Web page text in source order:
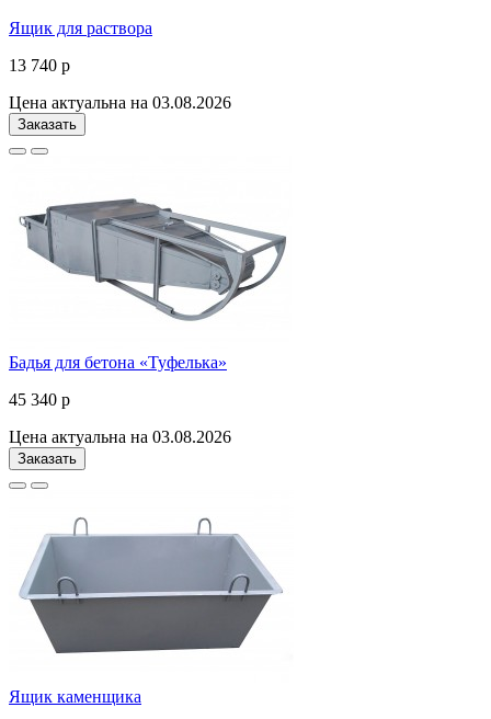
Ящик для раствора
13 740 р
Цена актуальна на 03.08.2026
Заказать
Бадья для бетона «Туфелька»
45 340 р
Цена актуальна на 03.08.2026
Заказать
Ящик каменщика